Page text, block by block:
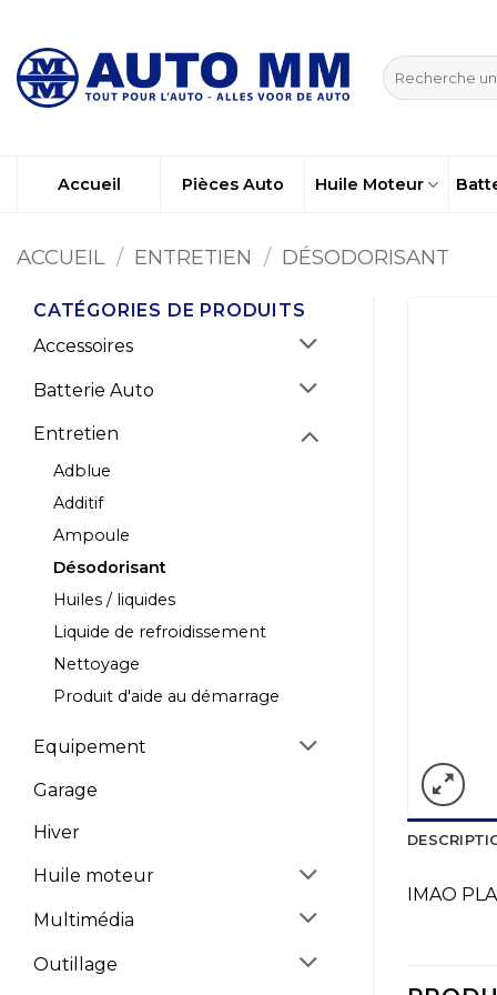
contenu
Recherche
pour :
Accueil Pièces Auto Huile Moteur
ACCUEIL / ENTRETIEN / DÉSODORISANT
CATÉGORIES DE PRODUITS
Accessoires
Batterie Auto
Entretien
Adblue
Additif
Ampoule
Désodorisant
Huiles / liquides
Liquide de refroidissement
Nettoyage
Produit d'aide au démarrage
Equipement
Garage
Hiver
Huile moteur
Multimédia
Outillage
IMAO